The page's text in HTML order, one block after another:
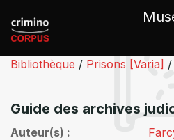
Bibliothèque / Prisons [Varia] /
Guide des archives
Auteur(s)
Panneau de gestion des cookies